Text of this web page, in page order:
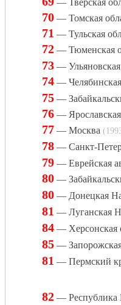
70 — Томская
71 — Тульская
72 — Тюменская
73 — Ульяновская
74 — Челябинская
75 —
76 — Ярославская
77 — Москва
78 — Санкт-
79 — Еврейская
80 —
80 — Донецкая
81 — Луганская
84 — Херсонская
85 —
81 — Пермский
82 —